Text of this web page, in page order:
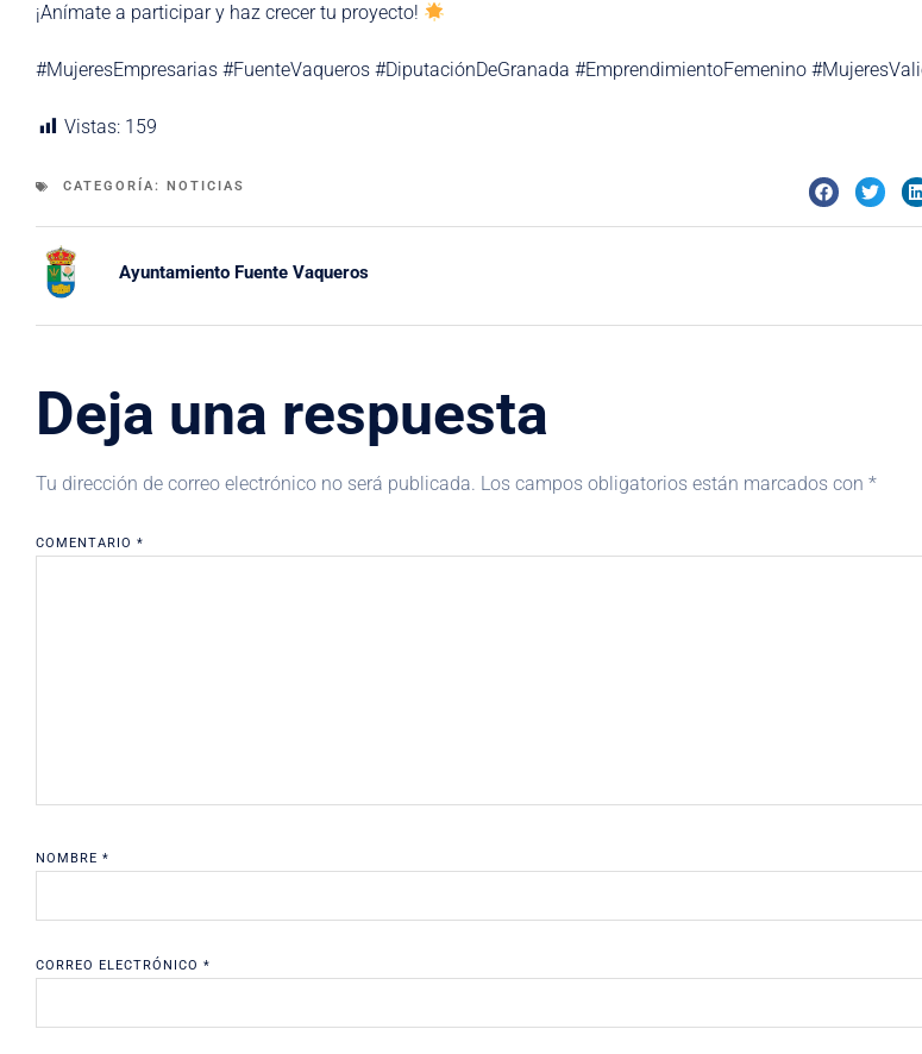
¡Anímate a participar y haz crecer tu proyecto!
#MujeresEmpresarias #FuenteVaqueros #DiputaciónDeGranada #EmprendimientoFemenino
Vistas: 159
CATEGORÍA: NOTICIAS
Ayuntamiento Fuente Vaqueros
Deja una respuesta
Tu dirección de correo electrónico no será publicada. Los campos obligatorios están marcados con *
COMENTARIO *
NOMBRE *
CORREO ELECTRÓNICO *